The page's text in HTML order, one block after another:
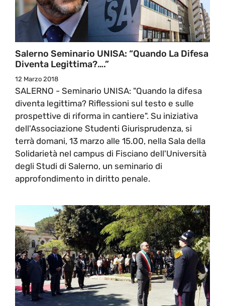
Salerno Seminario UNISA: “Quando La Difesa
Diventa Legittima?….”
12 Marzo 2018
SALERNO - Seminario UNISA: "Quando la difesa
diventa legittima? Riflessioni sul testo e sulle
prospettive di riforma in cantiere". Su iniziativa
dell'Associazione Studenti Giurisprudenza, si
terrà domani, 13 marzo alle 15.00, nella Sala della
Solidarietà nel campus di Fisciano dell'Università
degli Studi di Salerno, un seminario di
approfondimento in diritto penale.